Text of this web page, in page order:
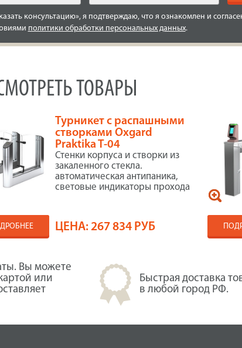
консультацию», я подтверждаю, что я ознакомлен и
политики обработки персональных данных.
ТОВАРЫ
Турникет с распашными
створками Oxgard
Praktika T-04
Стенки корпуса и створки из
закаленного стекла.
автоматическая антипаника,
световые индикаторы прохода
ЦЕНА:267 834 РУБ
Вы можете
или
Быстрая доставка
в любой город РФ.